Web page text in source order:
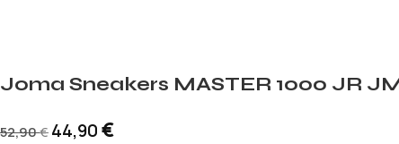
Joma Sneakers MASTER 1000 JR
52,90€ 44,90€